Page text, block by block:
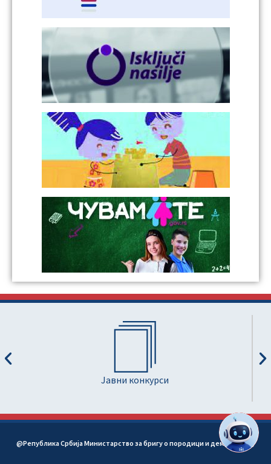
Јавни конкурси
@Република Србија Министарство за бригу о породици и демографију